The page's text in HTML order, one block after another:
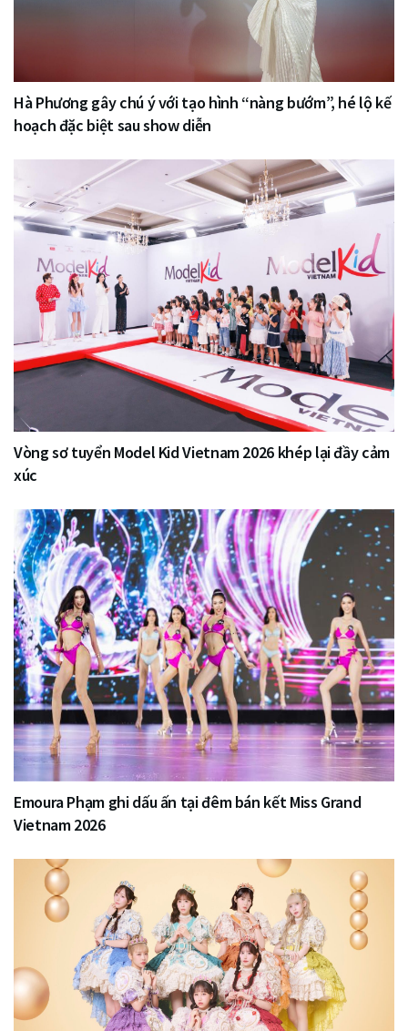
Hà Phương gây chú ý với tạo hình “nàng bướm”, hé lộ kế
hoạch đặc biệt sau show diễn
Vòng sơ tuyển Model Kid Vietnam 2026 khép lại đầy cảm
xúc
Emoura Phạm ghi dấu ấn tại đêm bán kết Miss Grand
Vietnam 2026